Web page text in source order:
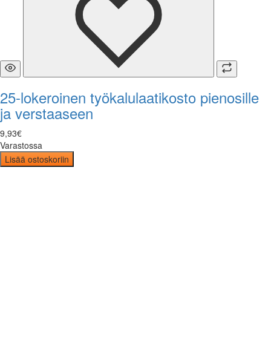
25-lokeroinen työkalulaatikosto pienosille
ja verstaaseen
9,93€
Varastossa
Lisää ostoskoriin